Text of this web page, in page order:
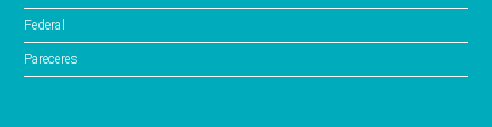
Federal
Pareceres